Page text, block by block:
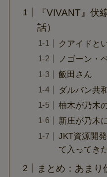
『VIVANT』伏
話）
クアイドと
ノゴーン・
飯田さん
ダルバン共
柚木が乃木
新庄が乃木
JKT資源開
て入ってき
まとめ：あま